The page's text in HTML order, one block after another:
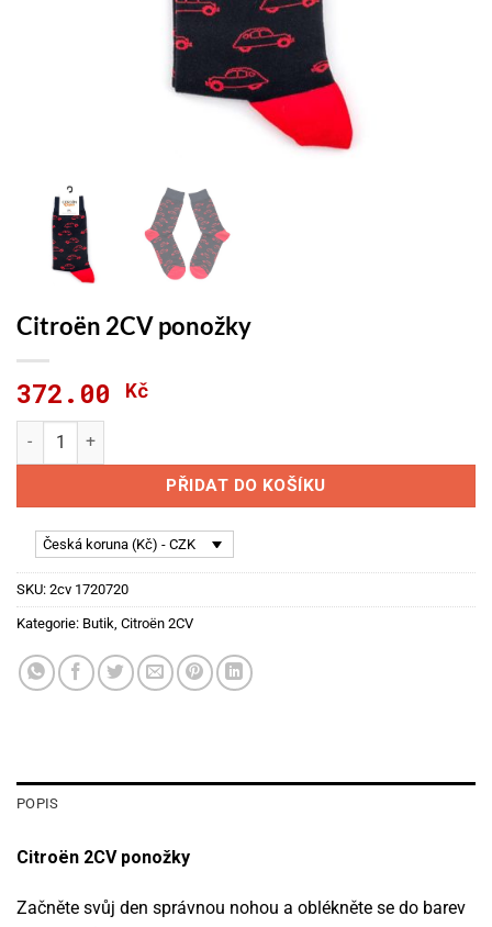
Citroën 2CV ponožky
372.00 Kč
Citroën 2CV ponožky množství
PŘIDAT DO KOŠÍKU
Česká koruna (Kč) - CZK
SKU: 2cv 1720720
Kategorie: Butik Citroën 2CV
POPIS
Citroën 2CV ponožky
Začněte svůj den správnou nohou a oblékněte se do barev